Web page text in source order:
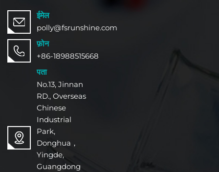
ईमेल
polly@fsrunshine.com
फ़ोन
+86-18988515668
पता
No.13, Jinnan
RD., Overseas
Chinese
Industrial
Park,
Donghua，
Yingde,
Guangdong